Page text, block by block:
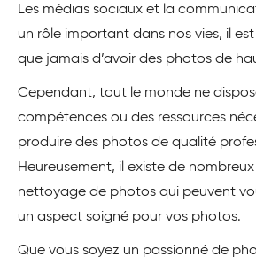
Les médias sociaux et la
un rôle important dans nos vies, il
que jamais d’avoir des photos de
Cependant, tout le monde ne
compétences ou des ressources
produire des photos de qualité
Heureusement, il existe de
nettoyage de photos qui peuvent
un aspect soigné pour vos photos.
Que vous soyez un passionné de